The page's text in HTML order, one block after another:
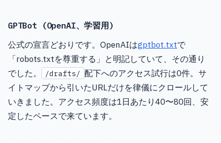
GPTBot (OpenAI、学習用)
公式の宣言どおりです。OpenAIはgptbot.txtで
「robots.txtを尊重する」と明記していて、その通り
でした。
/drafts/ 配下へのアクセス試行は0件。サ
イトマップから引いたURLだけを律儀にクロールして
いきました。アクセス頻度は1日あたり40〜80回、安
定したペースで来ています。